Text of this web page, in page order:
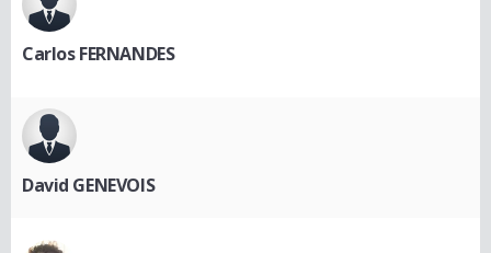
Carlos FERNANDES
David GENEVOIS